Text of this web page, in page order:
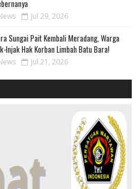
Jul 29, 2026
Sungai Pait Kembali Meradang, Warga
Injak Hak Korban Limbah Batu Bara!
Jul 21, 2026